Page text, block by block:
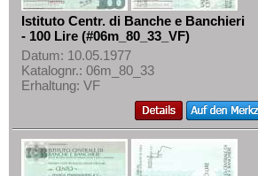
Istituto Centr. di Banche e Banchieri
- 100 Lire (#06m_80_33_VF)
Datum: 10.05.1977
Katalognr.: 06m_80_33
Erhaltung: VF